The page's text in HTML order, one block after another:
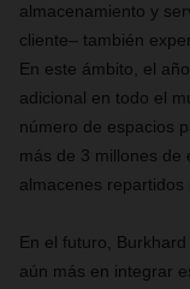
almacenamiento y
cliente– también
En este ámbito, el
adicional en todo el
número de espacios
más de 3 millones de
almacenes repartidos
En el futuro,
aún más en integrar